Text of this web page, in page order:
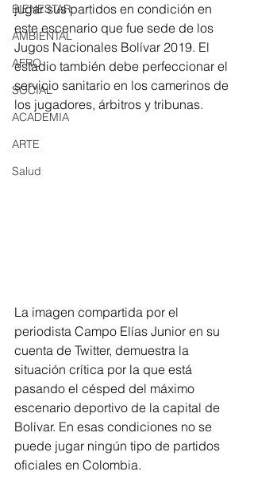
BIENESTAR
AMBIENTAL
AFRO
SOCIAL
ACADEMIA
ARTE
Salud
jugar sus partidos en condición en
este escenario que fue sede de los
Jugos Nacionales Bolívar 2019. El
estadio también debe perfeccionar el
servicio sanitario en los camerinos de
los jugadores, árbitros y tribunas.
La imagen compartida por el
periodista Campo Elías Junior en su
cuenta de Twitter, demuestra la
situación crítica por la que está
pasando el césped del máximo
escenario deportivo de la capital de
Bolívar. En esas condiciones no se
puede jugar ningún tipo de partidos
oficiales en Colombia.